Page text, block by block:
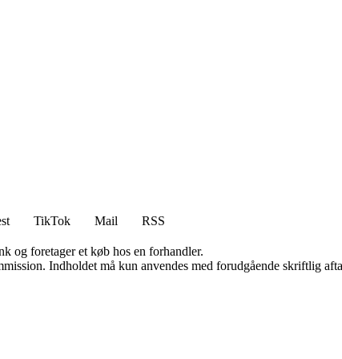
TikTok Mail
RSS
og foretager et køb hos en forhandler.
Indholdet må kun anvendes med forudgående skriftlig